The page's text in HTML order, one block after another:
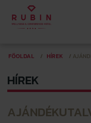
FŐOLDAL HÍREK
HÍREK